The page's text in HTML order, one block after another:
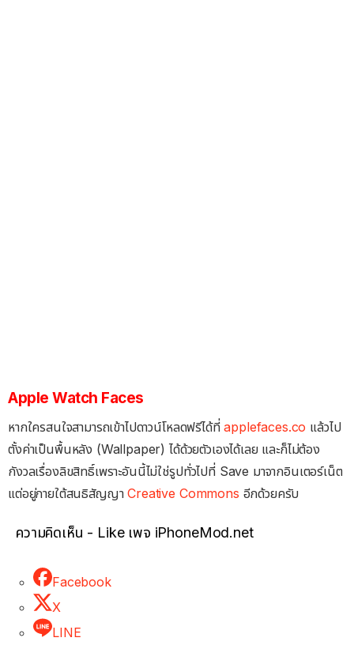
Apple Watch Faces
หากใครสนใจสามารถเข้าไปดาวน์โหลดฟรีได้ที่applefaces.co แล้วไป
ตั้งค่าเป็นพื้นหลัง (Wallpaper) ได้ด้วยตัวเองได้เลย และก็ไม่ต้อง
กังวลเรื่องลิขสิทธิ์เพราะอันนี้ไม่ใช่รูปทั่วไปที่ Save มาจากอินเตอร์เน็ต
แต่อยู่ภายใต้สนธิสัญญาCreative Commons อีกด้วยครับ
ความคิดเห็น - Like เพจ iPhoneMod.net
Facebook
X
LINE